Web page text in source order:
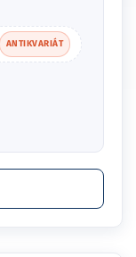
ANTIKVARIÁT